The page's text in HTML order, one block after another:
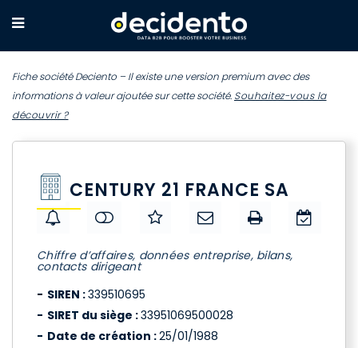
Fiche société Deciento – Il existe une version premium avec des
informations à valeur ajoutée sur cette société. Souhaitez-vous la
découvrir ?
CENTURY 21 FRANCE SA
Chiffre d’affaires, données entreprise, bilans,
contacts dirigeant
SIREN :339510695
SIRET du siège :33951069500028
Date de création :25/01/1988